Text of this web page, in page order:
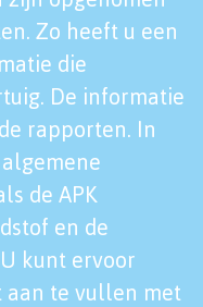
Zo heeft u een
die
De informatie
rapporten. In
de APK
en de
kunt ervoor
aan te vullen met